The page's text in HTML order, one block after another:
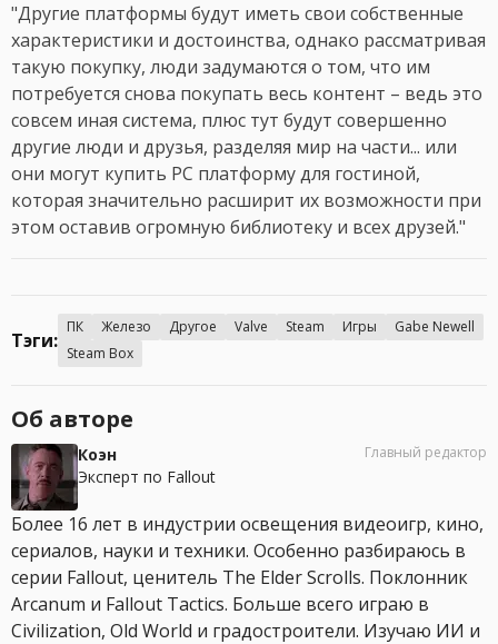
"Другие платформы будут иметь свои собственные
характеристики и достоинства, однако рассматривая
такую покупку, люди задумаются о том, что им
потребуется снова покупать весь контент – ведь это
совсем иная система, плюс тут будут совершенно
другие люди и друзья, разделяя мир на части... или
они могут купить PC платформу для гостиной,
которая значительно расширит их возможности при
этом оставив огромную библиотеку и всех друзей."
Тэги:
ПК Железо Другое Valve Steam Игры
Gabe Newell
Steam Box
Об авторе
Коэн
Эксперт по Fallout
Главный редактор
Более 16 лет в индустрии освещения видеоигр, кино,
сериалов, науки и техники. Особенно разбираюсь в
серии Fallout, ценитель The Elder Scrolls. Поклонник
Arcanum и Fallout Tactics. Больше всего играю в
Civilization, Old World и градостроители. Изучаю ИИ и